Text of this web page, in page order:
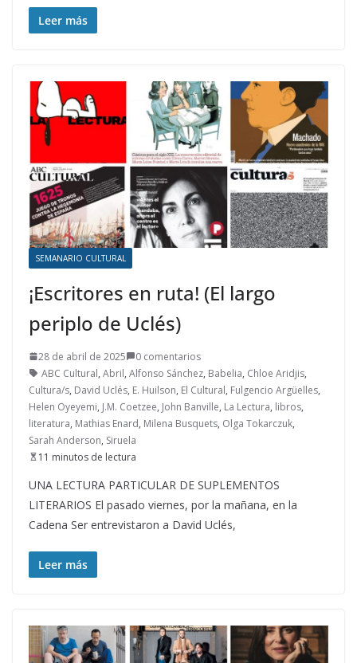
Leer más
SEMANARIO CULTURAL
¡Escritores en ruta! (El largo
periplo de Uclés)
28 de abril de 2025
0 comentarios
ABC Cultural, Abril, Alfonso Sánchez, Babelia, Chloe Aridjis,
Cultura/s, David Uclés, E. Huilson, El Cultural, Fulgencio Argüelles,
Helen Oyeyemi, J.M. Coetzee, John Banville, La Lectura, libros,
literatura, Mathias Enard, Milena Busquets, Olga Tokarczuk,
Sarah Anderson, Siruela
11 minutos de lectura
UNA LECTURA PARTICULAR DE SUPLEMENTOS
LITERARIOS El pasado viernes, por la mañana, en la
Cadena Ser entrevistaron a David Uclés,
Leer más